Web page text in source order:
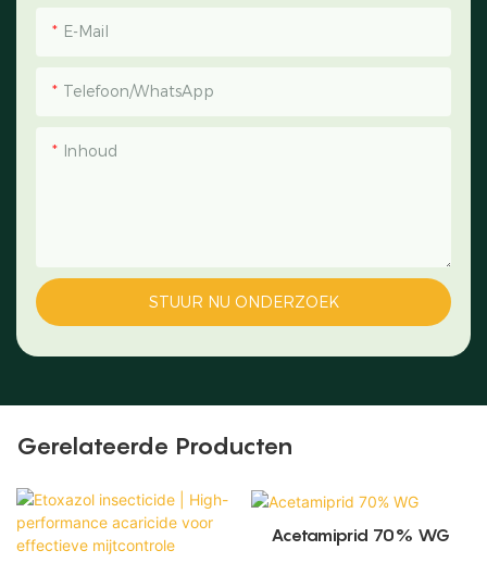
E-Mail
Telefoon/WhatsApp
Inhoud
STUUR NU ONDERZOEK
Gerelateerde Producten
Acetamiprid 70% WG